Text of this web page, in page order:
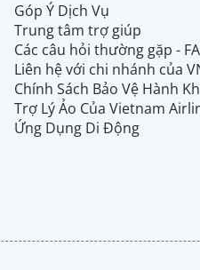
Góp Ý Dịch Vụ
Trung tâm trợ giúp
Các câu hỏi thường gặp -
Liên hệ với chi nhánh của
Chính Sách Bảo Vệ Hành
Trợ Lý Ảo Của Vietnam
Ứng Dụng Di Động